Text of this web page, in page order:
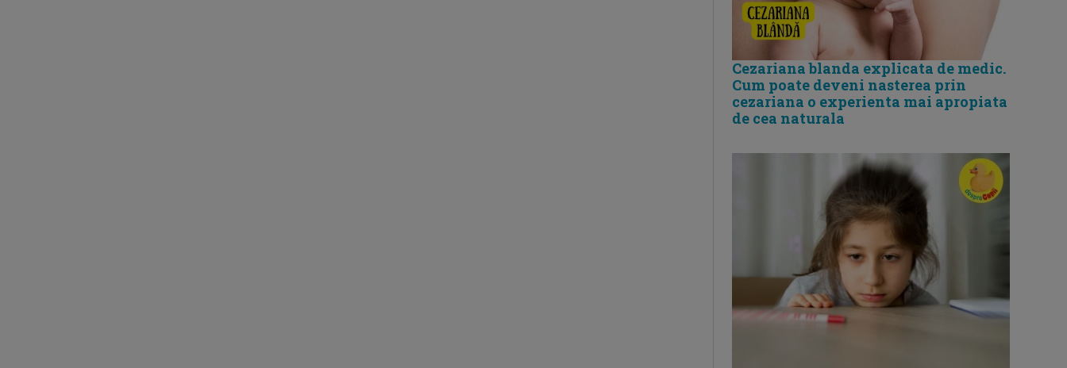
Cezariana blanda explicata de medic.
Cum poate deveni nasterea prin
cezariana o experienta mai apropiata
de cea naturala